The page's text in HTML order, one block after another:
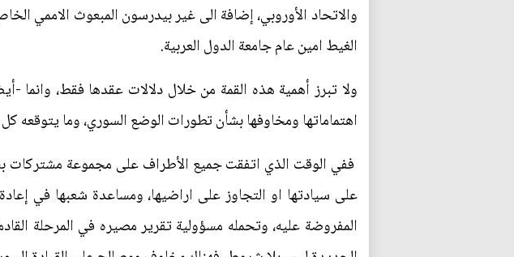
والاتحاد الأوروبي، إضافة الى غير بيدرسون المبعوث الاممي
الغيط امين عام جامعة الدول العربية.
ولا تبرز أهمية هذه القمة من خلال دلالات عقدها فقط، وانما
اهتماماتها ومخاوفها بشأن تطورات الوضع السوري، وما يتوقعه
ففي الوقت الذي اتفقت جميع الأطراف على مجموعة مشتركات
على سيادتها او التجاوز على اراضيها، ومساعدة شعبها في إعادة
المفروضة عليه، وتحمله مسؤولية تقرير مصيره في المرحلة